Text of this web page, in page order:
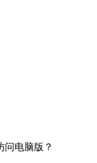
问电脑版？